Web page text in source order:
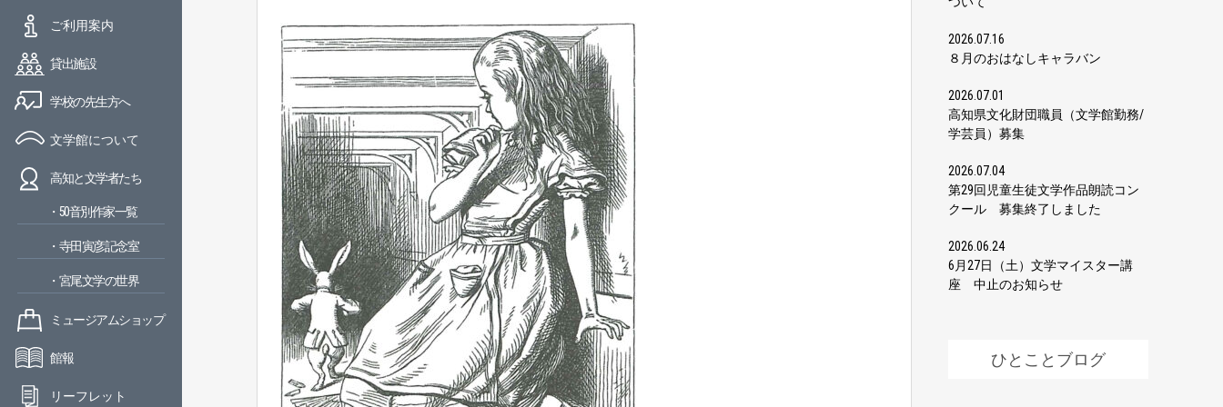
ご利用案内
貸出施設
学校の先生方へ
文学館について
高知と文学者たち
・50音別作家一覧
・寺田寅彦記念室
・宮尾文学の世界
ミュージアムショップ
館報
リーフレット
2026.07.16
８月のおはなしキャラバン
2026.07.01
高知県文化財団職員（文学館勤務/
学芸員）募集
2026.07.04
第29回児童生徒文学作品朗読コン
クール 募集終了しました
2026.06.24
6月27日（土）文学マイスター講
座 中止のお知らせ
ひとことブログ